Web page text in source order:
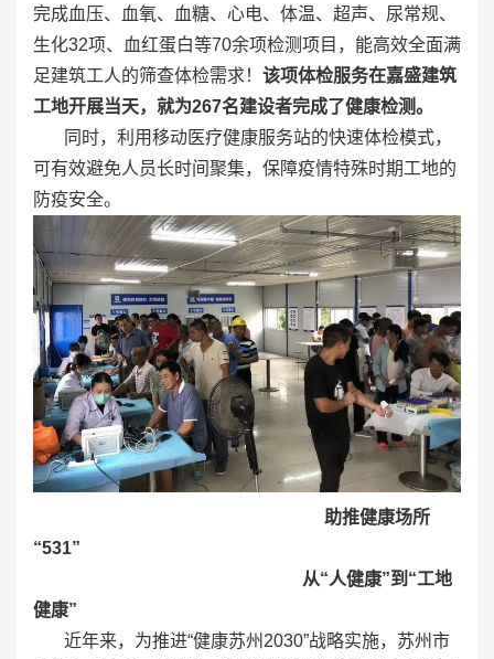
完成血压、血氧、血糖、心电、体温、超声、尿常规、
生化32项、血红蛋白等70余项检测项目，能高效全面满
足建筑工人的筛查体检需求！ 该项体检服务在嘉盛建筑
工地开展当天，就为267名建设者完成了健康检测。
同时，利用移动医疗健康服务站的快速体检模式，
可有效避免人员长时间聚集，保障疫情特殊时期工地的
防疫安全。
助推健康场所
“531”
从“人健康”到“工地
健康”
近年来，为推进“健康苏州2030”战略实施，苏州市